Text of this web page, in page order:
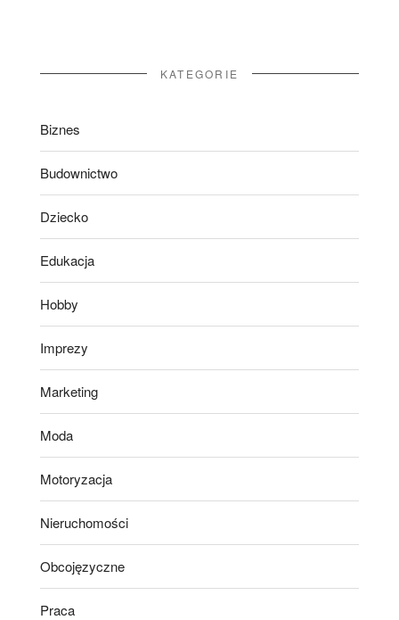
KATEGORIE
Biznes
Budownictwo
Dziecko
Edukacja
Hobby
Imprezy
Marketing
Moda
Motoryzacja
Nieruchomości
Obcojęzyczne
Praca